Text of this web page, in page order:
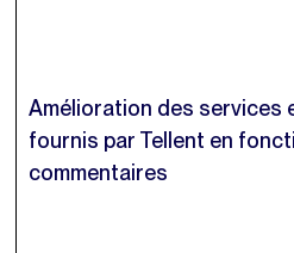
Amélioration des services
fournis par Tellent en
commentaires